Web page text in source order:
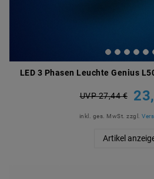
LED 3 Phasen Leuchte Genius
UVP 27,44 €
inkl. ges. MwSt. zzgl.
Artikel